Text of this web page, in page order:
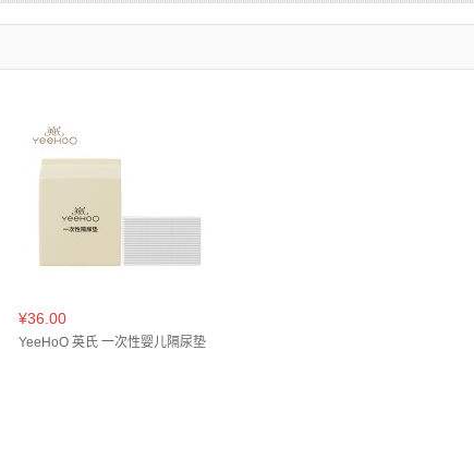
¥36.00
YeeHoO 英氏 一次性婴儿隔尿垫